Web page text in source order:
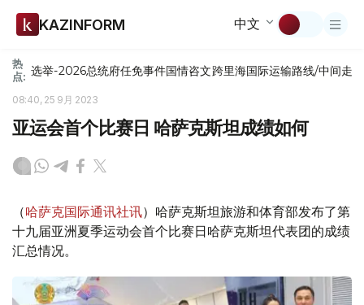
KAZINFORM 中文
热
点: 选举-2026总统府任免事件国情咨文跨里海国际运输路线/中间走廊
08:40, 25 9月 2023
亚运会首个比赛日 哈萨克斯坦成绩如何
（哈萨克国际通讯社讯）哈萨克斯坦旅游和体育部发布了第
十九届亚洲夏季运动会首个比赛日哈萨克斯坦代表团的成绩
汇总情况。